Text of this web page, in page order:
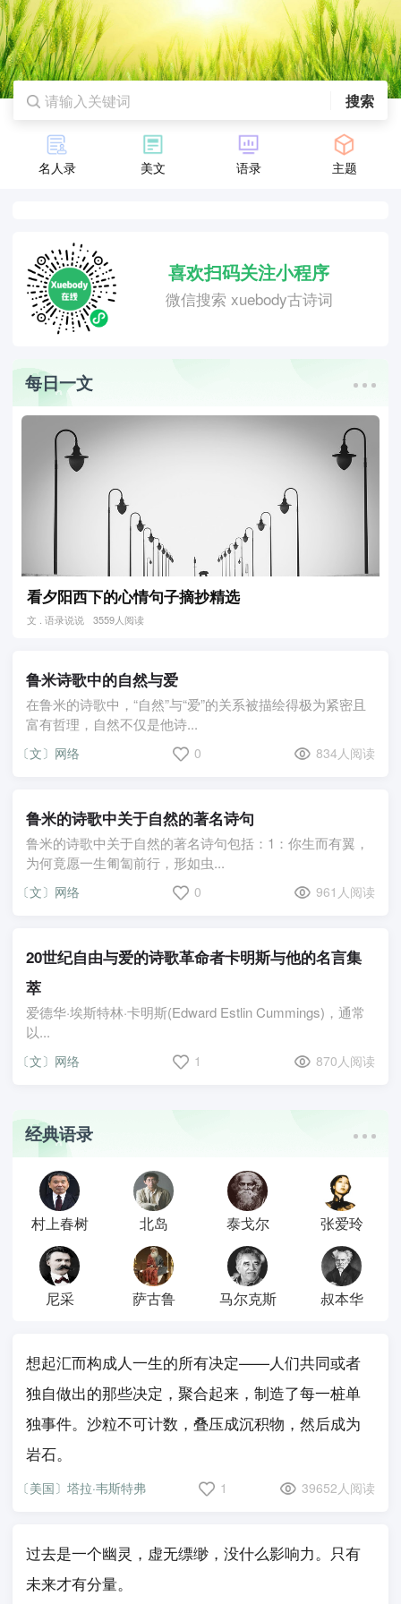
搜索
名人录 美文 语录 主题
喜欢扫码关注小程序
微信搜索 xuebody古诗词
每日一文
看夕阳西下的心情句子摘抄精选
文 . 语录说说 3559人阅读
鲁米诗歌中的自然与爱
在鲁米的诗歌中，“自然”与“爱”的关系被描绘得极为紧密且
富有哲理，自然不仅是他诗...
〔文〕网络 0 834人阅读
鲁米的诗歌中关于自然的著名诗句
鲁米的诗歌中关于自然的著名诗句包括：1：你生而有翼，
为何竟愿一生匍匐前行，形如虫...
〔文〕网络 0 961人阅读
20世纪自由与爱的诗歌革命者卡明斯与他的名言集
萃
爱德华·埃斯特林·卡明斯(Edward Estlin Cummings)，通常
以...
〔文〕网络 1 870人阅读
经典语录
村上春树 北岛 泰戈尔 张爱玲
尼采 萨古鲁 马尔克斯 叔本华
想起汇而构成人一生的所有决定——人们共同或者
独自做出的那些决定，聚合起来，制造了每一桩单
独事件。沙粒不可计数，叠压成沉积物，然后成为
岩石。
〔美国〕塔拉·韦斯特弗 1 39652人阅读
过去是一个幽灵，虚无缥缈，没什么影响力。只有
未来才有分量。